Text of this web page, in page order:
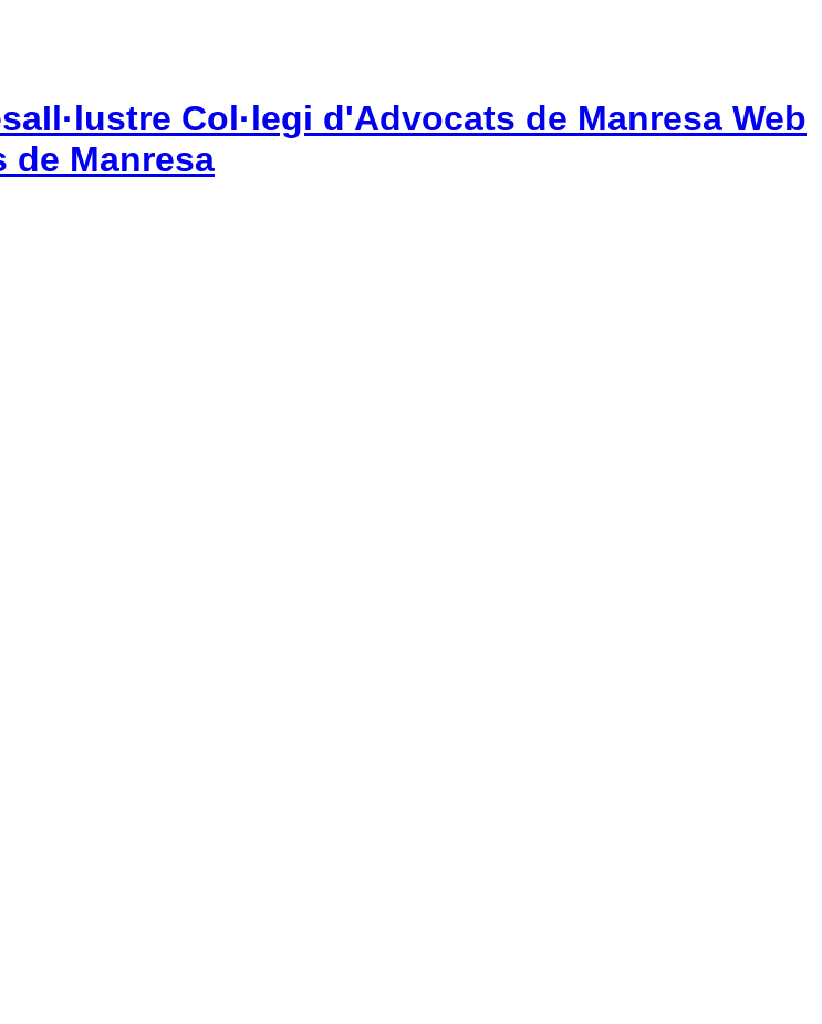
Il·lustre Col·legi d'Advocats de Manresa Web
de Manresa